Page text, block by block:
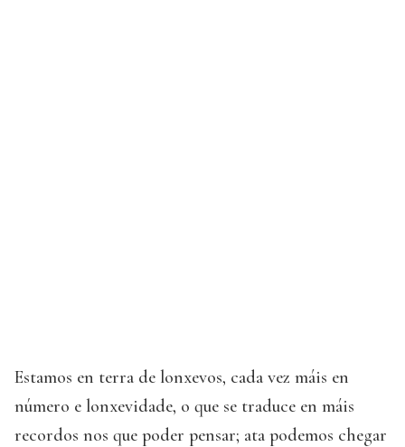
Estamos en terra de lonxevos, cada vez máis en
número e lonxevidade, o que se traduce en máis
recordos nos que poder pensar; ata podemos chegar